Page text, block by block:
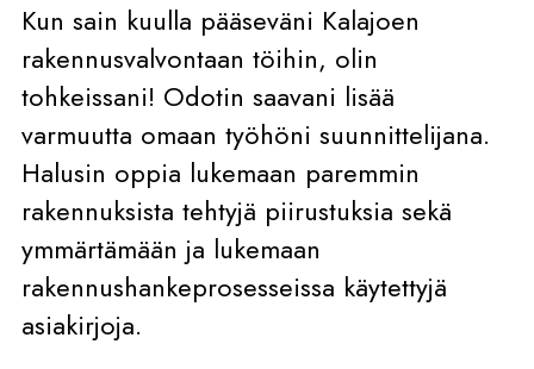
Kun sain kuulla pääseväni Kalajoen
rakennusvalvontaan töihin, olin
tohkeissani! Odotin saavani lisää
varmuutta omaan työhöni suunnittelijana.
Halusin oppia lukemaan paremmin
rakennuksista tehtyjä piirustuksia sekä
ymmärtämään ja lukemaan
rakennushankeprosesseissa käytettyjä
asiakirjoja.